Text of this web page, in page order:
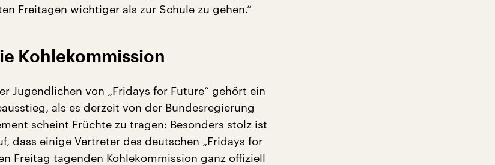
Freitagen wichtiger als zur Schule zu gehen.“
Kohlekommission
Jugendlichen von „Fridays for Future“ gehört ein
als es derzeit von der Bundesregierung
scheint Früchte zu tragen: Besonders stolz ist
dass einige Vertreter des deutschen „Fridays for
Freitag tagenden Kohlekommission ganz offiziell